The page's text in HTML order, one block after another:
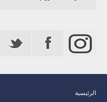
الرئيسية